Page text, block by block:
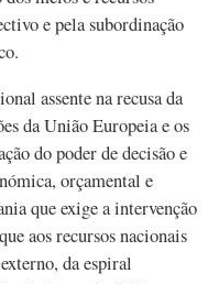
e pela subordinação
assente na recusa da
da União Europeia e os
do poder de decisão e
orçamental e
que exige a intervenção
aos recursos nacionais
da espiral